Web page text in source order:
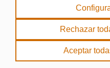
Rechazar
Aceptar
Política
. misPeces Copyright 2000 -